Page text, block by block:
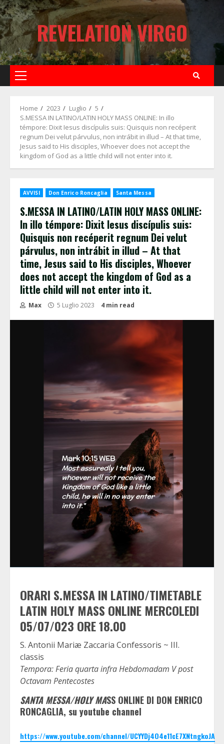
Skip
to
content
REVELATION VIRGO
Primary
Home 2023 Luglio
5
S.MESSA IN LATINO/LATIN HOLY MASS ONLINE: In illo
témpore: Dixit Iesus discípulis suis: Quisquis non recéperit
regnum Dei velut párvulus, non intrábit in illud – At that time,
Jesus said to His disciples, Whoever does not accept the
kingdom of God as a little child will not enter into it.
AVVISI Don Enrico Roncaglia Santa Messa
S.MESSA IN LATINO/LATIN HOLY MASS ONLINE:
In illo témpore: Dixit Iesus discípulis suis:
Quisquis non recéperit regnum Dei velut
párvulus, non intrábit in illud – At that
time, Jesus said to His disciples, Whoever
does not accept the kingdom of God as a
little child will not enter into it.
Max 5 Luglio 2023 4 min read
ORARI S.MESSA IN LATINO/TIMETABLE
LATIN HOLY MASS ONLINE MERCOLEDI
05/07/023 ORE 18.00
S. Antonii Mariæ Zaccaria Confessoris ~ III.
classis
Tempora: Feria quarta infra Hebdomadam V post
Octavam Pentecostes
SANTA MESSA/HOLY MASS ONLINE DI DON ENRICO
RONCAGLIA, su youtube channel
https://www.youtube.com/channel/UCYYDj4O4e11cE7XNtngkoJA